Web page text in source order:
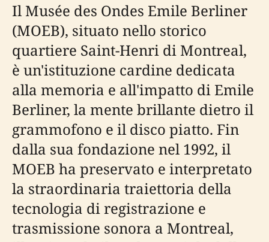
Il Musée des Ondes Emile Berliner
(MOEB), situato nello storico
quartiere Saint-Henri di Montreal,
è un'istituzione cardine dedicata
alla memoria e all'impatto di Emile
Berliner, la mente brillante dietro il
grammofono e il disco piatto. Fin
dalla sua fondazione nel 1992, il
MOEB ha preservato e interpretato
la straordinaria traiettoria della
tecnologia di registrazione e
trasmissione sonora a Montreal,